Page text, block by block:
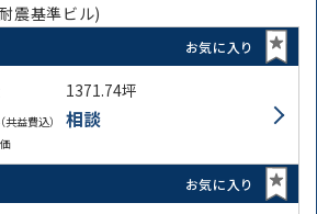
震基準ビル)
お気に入り
1371.74坪
共益費込） 相談
お気に入り